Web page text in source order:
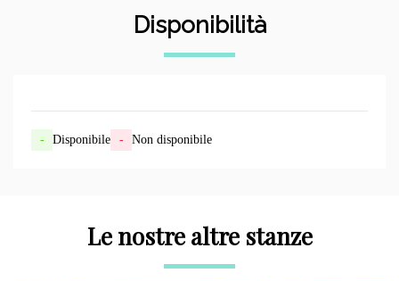
Disponibilità
- Disponibile - Non disponibile
Le nostre altre stanze